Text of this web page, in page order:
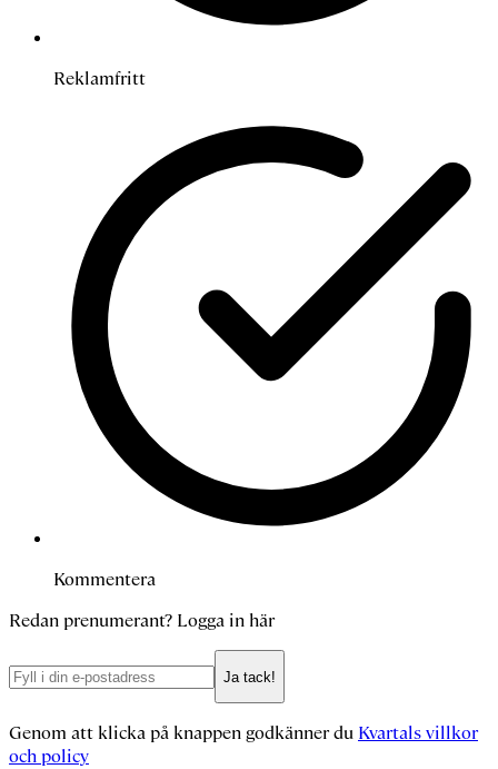
Reklamfritt
Kommentera
Redan prenumerant? Logga in här
Ja tack!
Genom att klicka på knappen godkänner du Kvartals villkor
och policy